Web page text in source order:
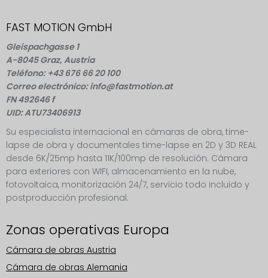
FAST MOTION GmbH
Gleispachgasse 1
A-8045 Graz, Austria
Teléfono: +43 676 66 20 100
Correo electrónico: info@fastmotion.at
FN 492646 f
UID: ATU73406913
Su especialista internacional en cámaras de obra, time-
lapse de obra y documentales time-lapse en 2D y 3D REAL
desde 6K/25mp hasta 11K/100mp de resolución. Cámara
para exteriores con WIFI, almacenamiento en la nube,
fotovoltaica, monitorización 24/7, servicio todo incluido y
postproducción profesional.
Zonas operativas Europa
Cámara de obras Austria
Cámara de obras Alemania